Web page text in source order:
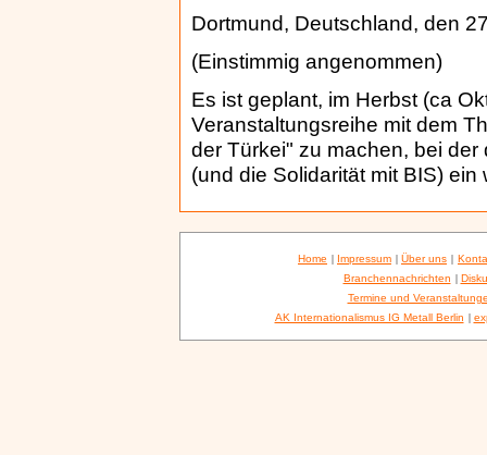
Dortmund, Deutschland, den
(Einstimmig angenommen)
Es ist geplant, im Herbst (ca
Veranstaltungsreihe mit dem
der Türkei" zu machen, bei
(und die Solidarität mit BIS)
Home | Impressum | Über uns |
Branchennachrichten |
Termine und
AK Internationalismus IG Metall Berlin |